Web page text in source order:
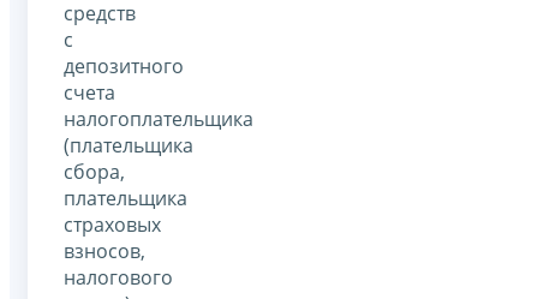
средств
с
депозитного
счета
налогоплательщика
(плательщика
сбора,
плательщика
страховых
взносов,
налогового